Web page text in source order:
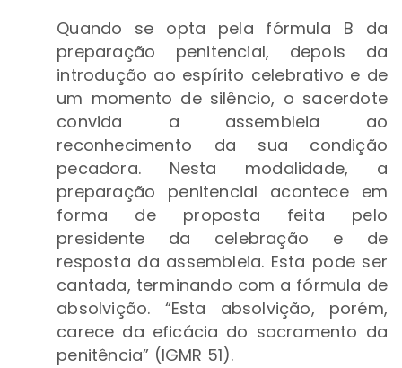
Quando se opta pela fórmula B da
preparação penitencial, depois da
introdução ao espírito celebrativo e de
um momento de silêncio, o sacerdote
convida a assembleia ao
reconhecimento da sua condição
pecadora. Nesta modalidade, a
preparação penitencial acontece em
forma de proposta feita pelo
presidente da celebração e de
resposta da assembleia. Esta pode ser
cantada, terminando com a fórmula de
absolvição. “Esta absolvição, porém,
carece da eficácia do sacramento da
penitência” (IGMR 51).